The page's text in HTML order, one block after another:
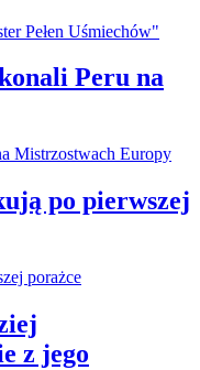
Peru na
po pierwszej
z jego